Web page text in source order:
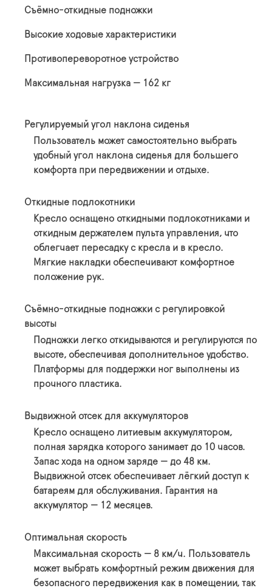
Съёмно-откидные подножки
Высокие ходовые характеристики
Противопереворотное устройство
Максимальная нагрузка — 162 кг
Регулируемый угол наклона сиденья
Пользователь может самостоятельно выбрать
удобный угол наклона сиденья для большего
комфорта при передвижении и отдыхе.
Откидные подлокотники
Кресло оснащено откидными подлокотниками и
откидным держателем пульта управления, что
облегчает пересадку с кресла и в кресло.
Мягкие накладки обеспечивают комфортное
положение рук.
Съёмно-откидные подножки с регулировкой
высоты
Подножки легко откидываются и регулируются по
высоте, обеспечивая дополнительное удобство.
Платформы для поддержки ног выполнены из
прочного пластика.
Выдвижной отсек для аккумуляторов
Кресло оснащено литиевым аккумулятором,
полная зарядка которого занимает до 10 часов.
Запас хода на одном заряде — до 48 км.
Выдвижной отсек обеспечивает лёгкий доступ к
батареям для обслуживания. Гарантия на
аккумулятор — 12 месяцев.
Оптимальная скорость
Максимальная скорость — 8 км/ч. Пользователь
может выбрать комфортный режим движения для
безопасного передвижения как в помещении, так